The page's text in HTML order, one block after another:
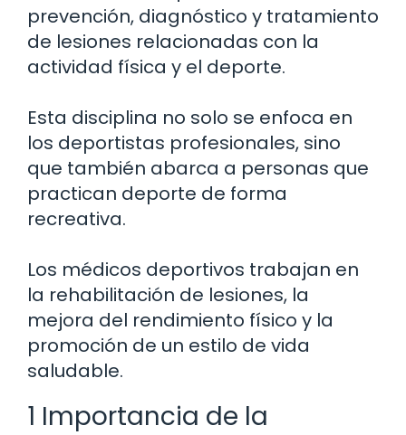
prevención, diagnóstico y tratamiento
de lesiones relacionadas con la
actividad física y el deporte.
Esta disciplina no solo se enfoca en
los deportistas profesionales, sino
que también abarca a personas que
practican deporte de forma
recreativa.
Los médicos deportivos trabajan en
la rehabilitación de lesiones, la
mejora del rendimiento físico y la
promoción de un estilo de vida
saludable.
1 Importancia de la